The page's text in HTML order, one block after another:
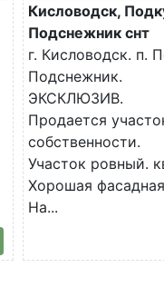
Кисловодск,
Подснежник снт
г. Кисловодск. п.
Подснежник.
ЭКСКЛЮЗИВ.
Продается
собственности.
Участок ровный.
Хорошая
На...